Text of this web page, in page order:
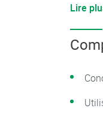
Lire